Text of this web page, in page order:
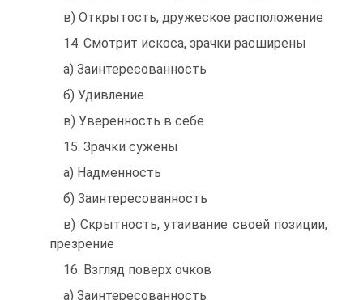
в) Открытость, дружеское расположение
14. Смотрит искоса, зрачки расширены
а) Заинтересованность
б) Удивление
в) Уверенность в себе
15. Зрачки сужены
а) Надменность
б) Заинтересованность
в) Скрытность, утаивание своей позиции,
презрение
16. Взгляд поверх очков
а) Заинтересованность